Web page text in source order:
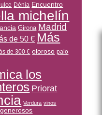
Dénia Encuentro
michelín
Girona Madrid
de 50 € Más
de 300 € oloroso palo
los
Priorat
Verdura vinos